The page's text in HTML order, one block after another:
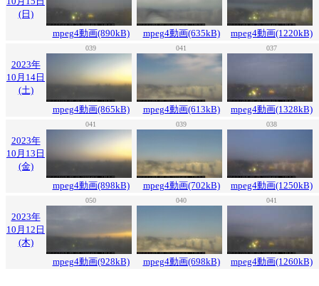
(日)
mpeg4動画(890kB)
mpeg4動画(635kB) mpeg4動画(1220kB)
039 041 037
2023年
10月14日
(土)
mpeg4動画(865kB)
mpeg4動画(613kB) mpeg4動画(1328kB)
041 039 038
2023年
10月13日
(金)
mpeg4動画(898kB)
mpeg4動画(702kB) mpeg4動画(1250kB)
050 040 041
2023年
10月12日
(木)
mpeg4動画(928kB)
mpeg4動画(698kB) mpeg4動画(1260kB)